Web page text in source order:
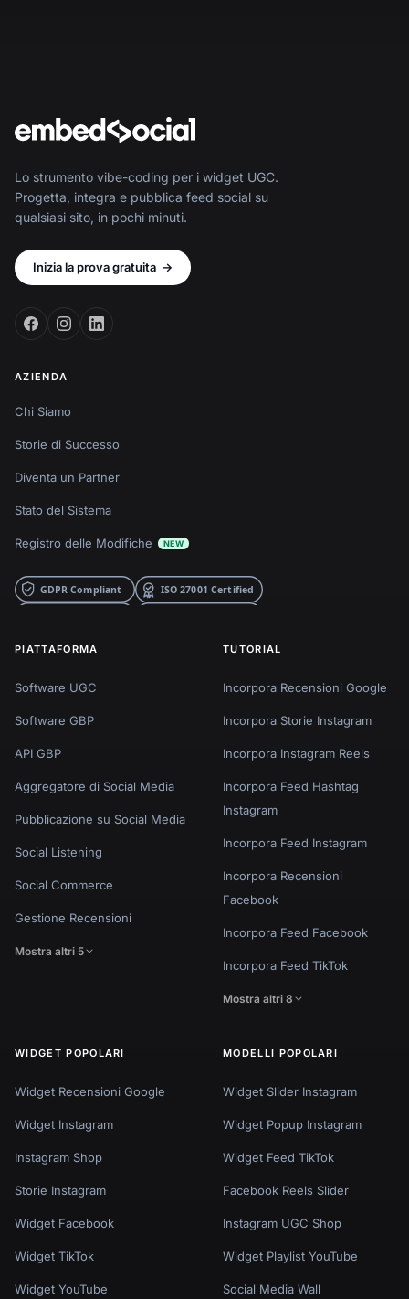
Lo strumento vibe-coding per i widget UGC.
Progetta, integra e pubblica feed social su
qualsiasi sito, in pochi minuti.
Inizia la prova gratuita →
AZIENDA
Chi Siamo
Storie di Successo
Diventa un Partner
Stato del Sistema
Registro delle Modifiche NEW
PIATTAFORMA
Software UGC
Software GBP
API GBP
Aggregatore di Social Media
Pubblicazione su Social Media
Social Listening
Social Commerce
Gestione Recensioni
Mostra altri 5
TUTORIAL
Incorpora Recensioni Google
Incorpora Storie Instagram
Incorpora Instagram Reels
Incorpora Feed Hashtag
Instagram
Incorpora Feed Instagram
Incorpora Recensioni
Facebook
Incorpora Feed Facebook
Incorpora Feed TikTok
Mostra altri 8
WIDGET POPOLARI
Widget Recensioni Google
Widget Instagram
Instagram Shop
Storie Instagram
Widget Facebook
Widget TikTok
Widget YouTube
MODELLI POPOLARI
Widget Slider Instagram
Widget Popup Instagram
Widget Feed TikTok
Facebook Reels Slider
Instagram UGC Shop
Widget Playlist YouTube
Social Media Wall